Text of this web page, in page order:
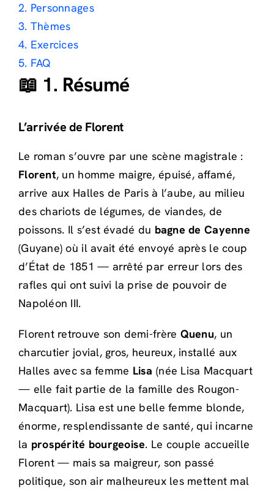
2. Personnages
3. Thèmes
4. Exercices
5. FAQ
📖 1. Résumé
L’arrivée de Florent
Le roman s’ouvre par une scène magistrale :
Florent, un homme maigre, épuisé, affamé,
arrive aux Halles de Paris à l’aube, au milieu
des chariots de légumes, de viandes, de
poissons. Il s’est évadé du bagne de Cayenne
(Guyane) où il avait été envoyé après le coup
d’État de 1851 — arrêté par erreur lors des
rafles qui ont suivi la prise de pouvoir de
Napoléon III.
Florent retrouve son demi-frère Quenu, un
charcutier jovial, gros, heureux, installé aux
Halles avec sa femme Lisa (née Lisa Macquart
— elle fait partie de la famille des Rougon-
Macquart). Lisa est une belle femme blonde,
énorme, resplendissante de santé, qui incarne
la prospérité bourgeoise. Le couple accueille
Florent — mais sa maigreur, son passé
politique, son air malheureux les mettent mal